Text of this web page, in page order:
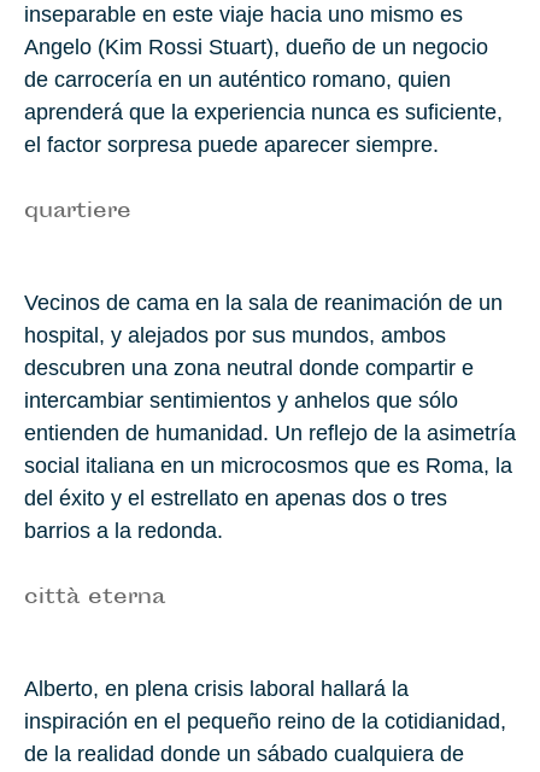
inseparable en este viaje hacia uno mismo es
Angelo (Kim Rossi Stuart), dueño de un negocio
de carrocería en un auténtico romano, quien
aprenderá que la experiencia nunca es suficiente,
el factor sorpresa puede aparecer siempre.
quartiere
Vecinos de cama en la sala de reanimación de un
hospital, y alejados por sus mundos, ambos
descubren una zona neutral donde compartir e
intercambiar sentimientos y anhelos que sólo
entienden de humanidad. Un reflejo de la asimetría
social italiana en un microcosmos que es Roma, la
del éxito y el estrellato en apenas dos o tres
barrios a la redonda.
città eterna
Alberto, en plena crisis laboral hallará la
inspiración en el pequeño reino de la cotidianidad,
de la realidad donde un sábado cualquiera de